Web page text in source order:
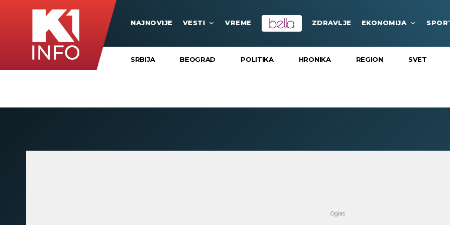
NAJNOVIJE VESTI VREME ZDRAVLJE EKONOMIJA
SRBIJA BEOGRAD POLITIKA HRONIKA REGION SVET